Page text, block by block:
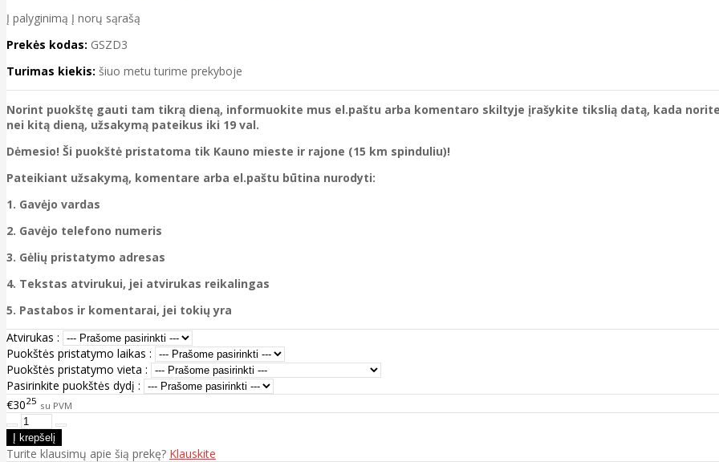
Į palyginimą Į norų sąrašą
Prekės kodas: GSZD3
Turimas kiekis: šiuo metu turime prekyboje
Norint puokštę gauti tam tikrą dieną, informuokite mus el.paštu arba komentaro skiltyje įrašykite tikslią datą, kada
nei kitą dieną, užsakymą pateikus iki 19 val.
Dėmesio! Ši puokštė pristatoma tik Kauno mieste ir rajone (15 km spinduliu)!
Pateikiant užsakymą, komentare arba el.paštu būtina nurodyti:
1. Gavėjo vardas
2. Gavėjo telefono numeris
3. Gėlių pristatymo adresas
4. Tekstas atvirukui, jei atvirukas reikalingas
5. Pastabos ir komentarai, jei tokių yra
Atvirukas :
Puokštės pristatymo laikas :
Puokštės pristatymo vieta :
Pasirinkite puokštės dydį :
€3025 su PVM
Turite klausimų apie šią prekę? Klauskite